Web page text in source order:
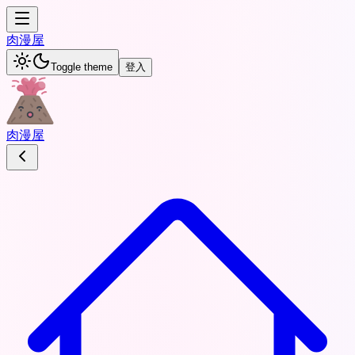
肉漫屋
Toggle theme 登入
肉漫屋